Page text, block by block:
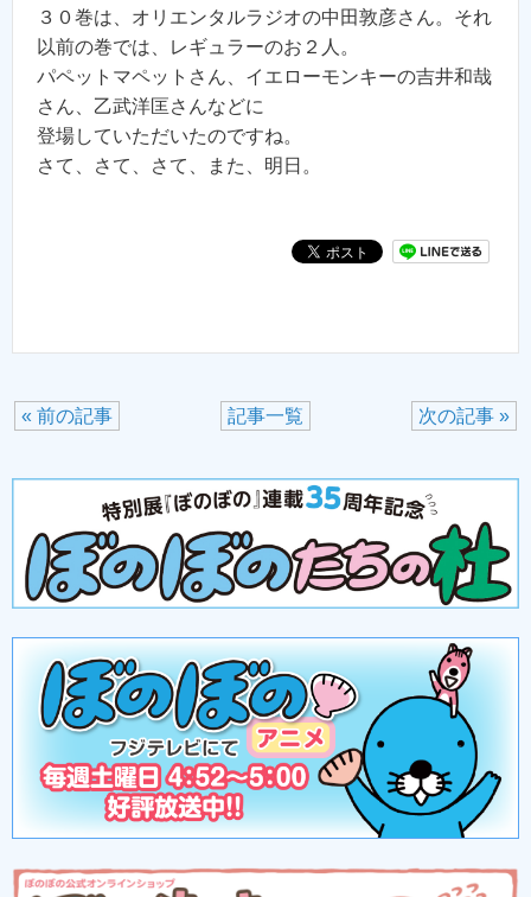
３０巻は、オリエンタルラジオの中田敦彦さん。それ
以前の巻では、レギュラーのお２人。
パペットマペットさん、イエローモンキーの吉井和哉
さん、乙武洋匡さんなどに
登場していただいたのですね。
さて、さて、さて、また、明日。
次の記事 »
記事一覧
« 前の記事